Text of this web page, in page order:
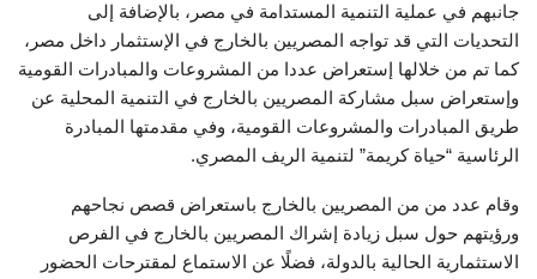
جانبهم في عملية التنمية المستدامة في مصر، بالإضافة إلى
التحديات التي قد تواجه المصريين بالخارج في الإستثمار داخل مصر،
كما تم من خلالها إستعراض عددا من المشروعات والمبادرات القومية
وإستعراض سبل مشاركة المصريين بالخارج في التنمية المحلية عن
طريق المبادرات والمشروعات القومية، وفي مقدمتها المبادرة
الرئاسية “حياة كريمة” لتنمية الريف المصري.
‏‎وقام عدد من من المصريين بالخارج باستعراض قصص نجاحهم
ورؤيتهم حول سبل زيادة إشراك المصريين بالخارج في الفرص
الاستثمارية الحالية بالدولة، فضلًا عن الاستماع لمقترحات الحضور